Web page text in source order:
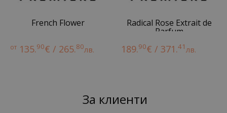
French Flower
от 135.90€ / 265.80лв.
Radical Rose Extrait de
Parfum
189.90€ / 371.41лв.
За клиенти